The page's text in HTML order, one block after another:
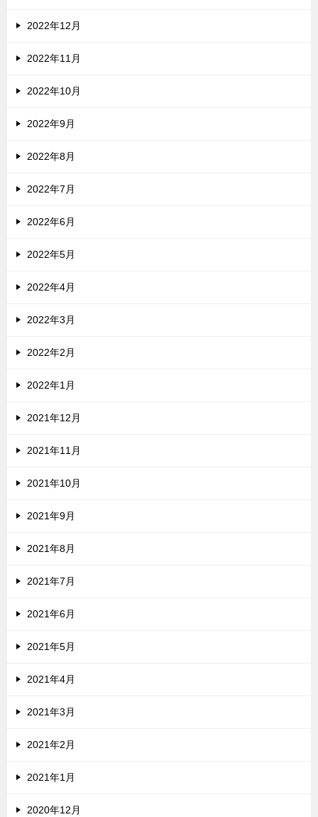
2022年12月
2022年11月
2022年10月
2022年9月
2022年8月
2022年7月
2022年6月
2022年5月
2022年4月
2022年3月
2022年2月
2022年1月
2021年12月
2021年11月
2021年10月
2021年9月
2021年8月
2021年7月
2021年6月
2021年5月
2021年4月
2021年3月
2021年2月
2021年1月
2020年12月